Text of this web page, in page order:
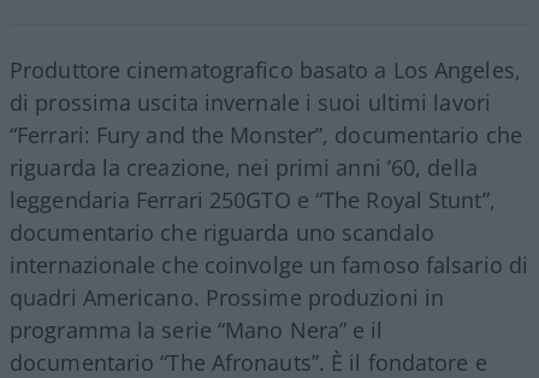
Produttore cinematografico basato a Los Angeles,
di prossima uscita invernale i suoi ultimi lavori
“Ferrari: Fury and the Monster”, documentario che
riguarda la creazione, nei primi anni ’60, della
leggendaria Ferrari 250GTO e “The Royal Stunt”,
documentario che riguarda uno scandalo
internazionale che coinvolge un famoso falsario di
quadri Americano. Prossime produzioni in
programma la serie “Mano Nera” e il
documentario “The Afronauts”. È il fondatore e